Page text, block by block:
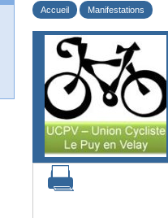
Accueil Manifestations